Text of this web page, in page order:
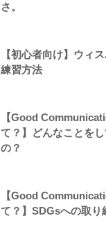
さ。
【初心者向け】ウィ
練習方法
【Good
て？】どんなことを
の？
【Good
て？】SDGsへの取り